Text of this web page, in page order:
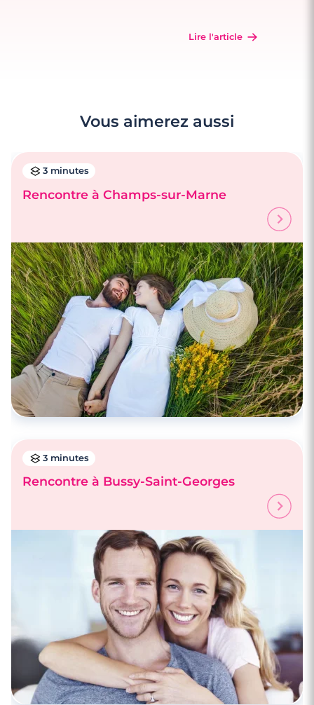
Lire l'article
Vous aimerez aussi
3 minutes
Rencontre à Champs-sur-Marne
3 minutes
Rencontre à Bussy-Saint-Georges